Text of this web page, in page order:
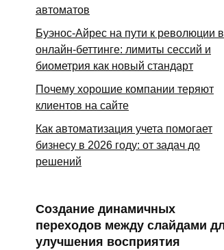
автоматов
Буэнос-Айрес на пути к революции в
онлайн-беттинге: лимиты сессий и
биометрия как новый стандарт
Почему хорошие компании теряют
клиентов на сайте
Как автоматизация учета помогает
бизнесу в 2026 году: от задач до
решений
Создание динамичных
переходов между слайдами
улучшения восприятия